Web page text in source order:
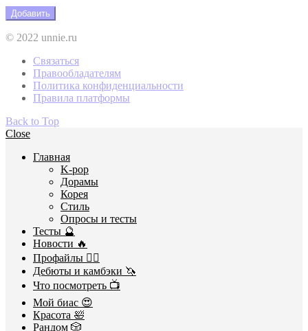
Добавить
© 2022 unnie.ru
Связаться
Правообладателям
Политика конфиденциальности
Правила платформы
Back to Top
Close
Главная
K-pop
Дорамы
Корея
Стиль
Опросы и тесты
Тесты 🔮
Новости 🔥
Профайлы 🕵️‍♀️
Дебюты и камбэки 🦄
Что посмотреть 📺
Мой биас 😍
Красота 🛀
Рандом 🎲